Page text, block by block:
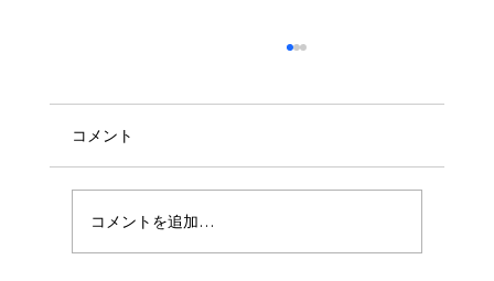
手話と笑いの架け橋
コメント
コメントを追加…